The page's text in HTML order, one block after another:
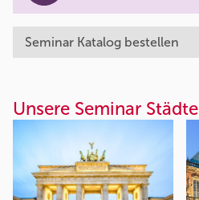
Seminar Katalog bestellen
Unsere Seminar Städte